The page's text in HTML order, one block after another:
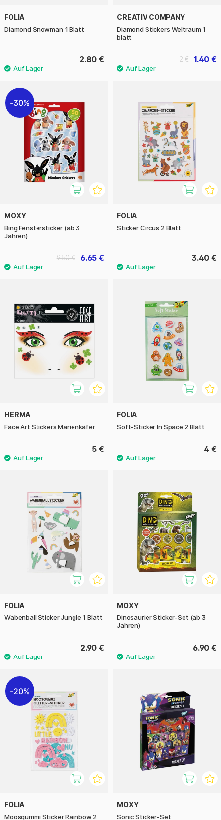
FOLIA
Diamond Snowman 1 Blatt
2.80 €
CREATIV COMPANY
Diamond Stickers Weltraum 1
blatt
1.40 €
2 €
30%
MOXY
Bing Fenstersticker (ab 3
Jahren)
6.65 €
9.50 €
FOLIA
Sticker Circus 2 Blatt
3.40 €
HERMA
Face Art Stickers Marienkäfer
5 €
FOLIA
Soft-Sticker In Space 2 Blatt
4 €
FOLIA
Wabenball Sticker Jungle 1 Blatt
2.90 €
MOXY
Dinosaurier Sticker-Set (ab 3
Jahren)
6.90 €
20%
FOLIA
Moosgummi Sticker Rainbow 2
MOXY
Sonic Sticker-Set